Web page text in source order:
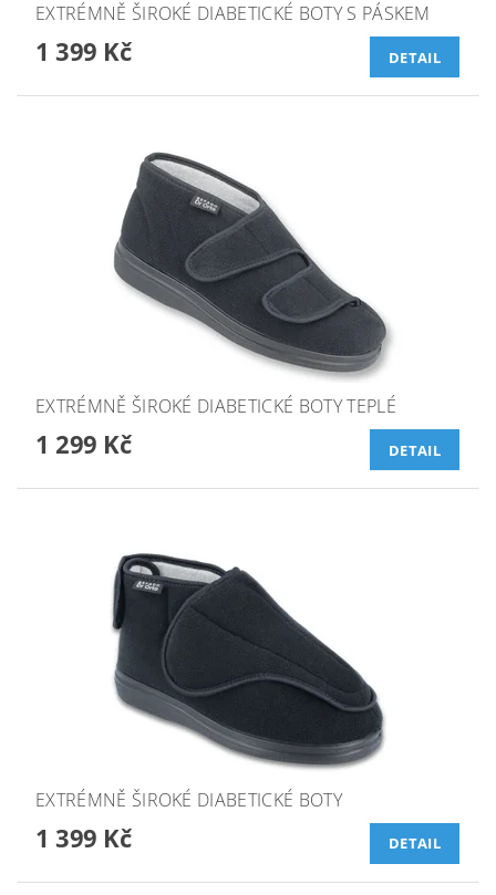
EXTRÉMNĚ ŠIROKÉ DIABETICKÉ BOTY S PÁSKEM
1 399 Kč DETAIL
EXTRÉMNĚ ŠIROKÉ DIABETICKÉ BOTY TEPLÉ
1 299 Kč DETAIL
EXTRÉMNĚ ŠIROKÉ DIABETICKÉ BOTY
1 399 Kč DETAIL